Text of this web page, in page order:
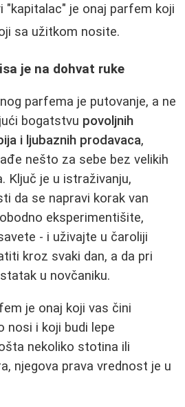
"kapitalac" je onaj parfem koji
sa užitkom nosite.
je na dohvat ruke
parfema je putovanje, a ne
bogatstvu povoljnih
i ljubaznih prodavaca,
nešto za sebe bez velikih
Ključ je u istraživanju,
da se napravi korak van
eksperimentišite,
- i uživajte u čaroliji
kroz svaki dan, a da pri
u novčaniku.
je onaj koji vas čini
nosi i koji budi lepe
nekoliko stotina ili
njegova prava vrednost je u